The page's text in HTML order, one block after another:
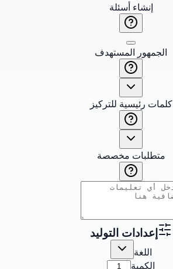
إنشاء أسئلة
الجمهور المستهدف
كلمات رئيسية للتركيز
متطلبات مخصصة
إعدادات التوليد
اللغة
الكمية